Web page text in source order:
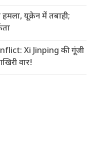
यूक्रेन में तबाही;
Xi Jinping की गूंजी
वार!